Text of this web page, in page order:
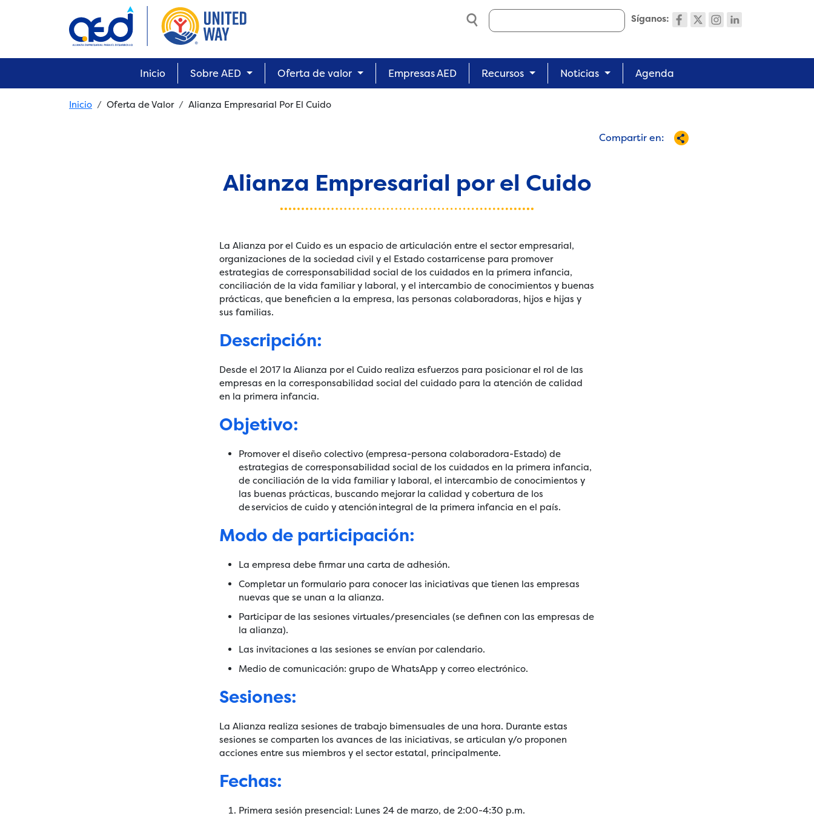
Síganos:
Search
Main navigation
Inicio Sobre AED Oferta de valor Empresas AED Recursos Noticias Agenda
Breadcrumb
Inicio Oferta de Valor Alianza Empresarial Por El Cuido
Compartir en:
Alianza Empresarial por el Cuido
La Alianza por el Cuido es un espacio de articulación entre el sector empresarial,
organizaciones de la sociedad civil y el Estado costarricense para promover
estrategias de corresponsabilidad social de los cuidados en la primera infancia,
conciliación de la vida familiar y laboral, y el intercambio de conocimientos y buenas
prácticas, que beneficien a la empresa, las personas colaboradoras, hijos e hijas y
sus familias.
Descripción:
Desde el 2017 la Alianza por el Cuido realiza esfuerzos para posicionar el rol de las
empresas en la corresponsabilidad social del cuidado para la atención de calidad
en la primera infancia.
Objetivo:
Promover el diseño colectivo (empresa-persona colaboradora-Estado) de
estrategias de corresponsabilidad social de los cuidados en la primera infancia,
de conciliación de la vida familiar y laboral, el intercambio de conocimientos y
las buenas prácticas, buscando mejorar la calidad y cobertura de los
de servicios de cuido y atención integral de la primera infancia en el país.
Modo de participación:
La empresa debe firmar una carta de adhesión.
Completar un formulario para conocer las iniciativas que tienen las empresas
nuevas que se unan a la alianza.
Participar de las sesiones virtuales/presenciales (se definen con las empresas de
la alianza).
Las invitaciones a las sesiones se envían por calendario.
Medio de comunicación: grupo de WhatsApp y correo electrónico.
Sesiones:
La Alianza realiza sesiones de trabajo bimensuales de una hora. Durante estas
sesiones se comparten los avances de las iniciativas, se articulan y/o proponen
acciones entre sus miembros y el sector estatal, principalmente.
Fechas:
Primera sesión presencial: Lunes 24 de marzo, de 2:00-4:30 p.m.